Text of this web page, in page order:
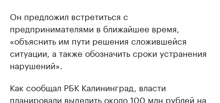
Он предложил встретиться с
предпринимателями в ближайшее время,
«объяснить им пути решения сложившейся
ситуации, а также обозначить сроки устранения
нарушений».
Как сообщал РБК Калининград, власти
планировали выделитьоколо 100 млн рублей на